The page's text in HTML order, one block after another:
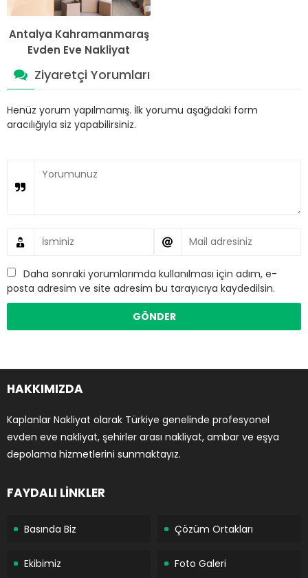
Antalya Kahramanmaraş
Evden Eve Nakliyat
Ziyaretçi Yorumları
Henüz yorum yapılmamış. İlk yorumu aşağıdaki form
aracılığıyla siz yapabilirsiniz.
Daha sonraki yorumlarımda kullanılması için adım, e-
posta adresim ve site adresim bu tarayıcıya kaydedilsin.
HAKKIMIZDA
Kaplanlar Nakliyat olarak Türkiye genelinde profesyonel
evden eve nakliyat, şehirler arası nakliyat, ambar ve eşya
depolama hizmetlerini sunmaktayız.
FAYDALI LİNKLER
Basında Biz Çözüm Ortakları
Ekibimiz Foto Galeri